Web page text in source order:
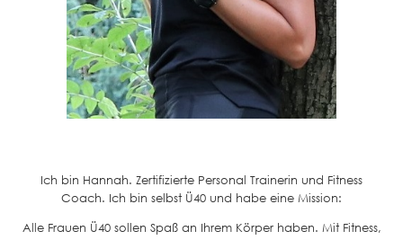
Ich bin Hannah. Zertifizierte Personal Trainerin und Fitness
Coach. Ich bin selbst Ü40 und habe eine Mission:
Alle Frauen Ü40 sollen Spaß an Ihrem Körper haben. Mit Fitness,